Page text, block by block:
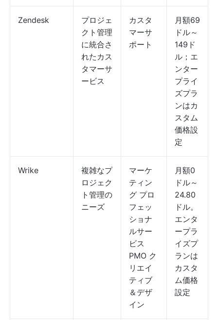
Zendesk
プロジェ
クト管理
に統合さ
れたカス
タマーサ
ービス
カスタ
マーサ
ポート
月額69
ドル～
149ド
ル；エ
ンター
プライ
ズプラ
ンはカ
スタム
価格設
定
Wrike
複雑なプ
ロジェク
ト管理の
ニーズ
マーケ
ティン
グ プロ
フェッ
ショナ
ルサー
ビス
PMO ク
リエイ
ティブ
＆デザ
イン
月額0
ドル～
24.80
ドル。
エンタ
ープラ
イズプ
ランは
カスタ
ム価格
設定